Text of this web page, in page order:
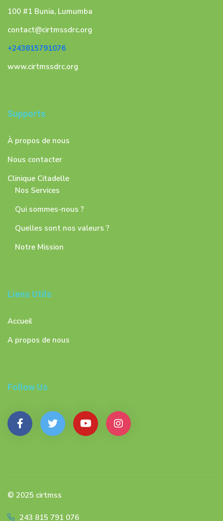
100 #1 Bunia, Lumumba
contact@cirtmssdrc.org
+243815791076
www.cirtmssdrc.org
Supports
À propos de nous
Nous contacter
Clinique Citadelle
Nos Services
Qui sommes-nous ?
Quelles sont nos valeurs ?
Notre Mission
Liens Utils
Accueil
A propos de nous
Follow Us
© 2025 cirtmss
243 815 791 076